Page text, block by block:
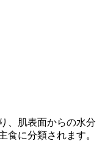
、肌表面からの水分
に分類されます。